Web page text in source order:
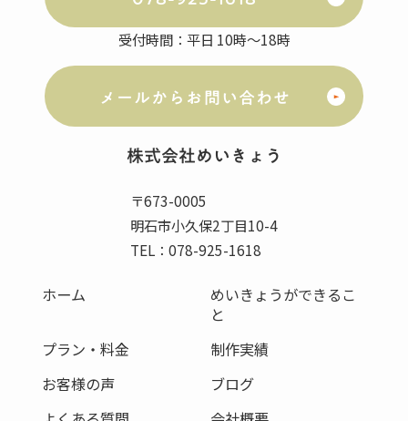
受付時間：平日 10時～18時
メールからお問い合わせ
株式会社めいきょう
〒673-0005
明石市小久保2丁目10-4
TEL：078-925-1618
ホーム
めいきょうができるこ
と
プラン・料金
制作実績
お客様の声
ブログ